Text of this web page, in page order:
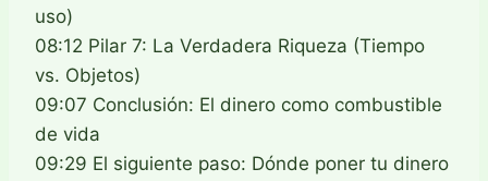
uso)
08:12 Pilar 7: La Verdadera Riqueza (Tiempo
vs. Objetos)
09:07 Conclusión: El dinero como combustible
de vida
09:29 El siguiente paso: Dónde poner tu dinero